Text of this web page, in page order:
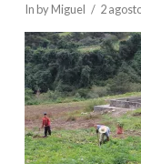
In by Miguel 2